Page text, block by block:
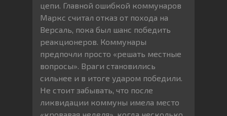
цепи. Главной ошибкой коммунаров
Маркс считал отказ от похода на
Версаль, пока был шанс победить
реакционеров. Коммунары
предпочли просто «решать местные
вопросы». Враги становились
сильнее и в итоге ударом победили.
Не стоит забывать, что после
ликвидации коммуны имела место